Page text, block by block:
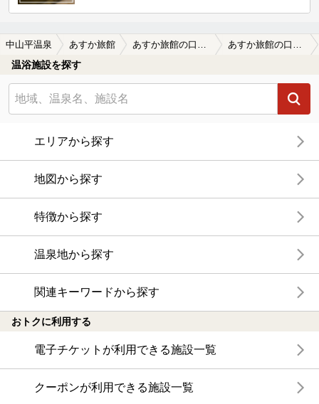
中山平温泉 あすか旅館
温浴施設を探す
エリアから探す
地図から探す
特徴から探す
温泉地から探す
関連キーワードから探す
おトクに利用する
電子チケットが利用できる施設一覧
クーポンが利用できる施設一覧